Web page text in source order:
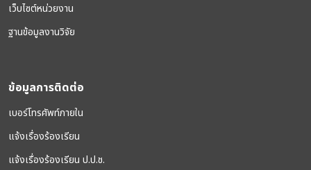
เว็บไซต์หน่วยงาน
ฐานข้อมูลงานวิจัย
ข้อมูลการติดต่อ
เบอร์โทรศัพท์ภายใน
แจ้งเรื่องร้องเรียน
แจ้งเรื่องร้องเรียน ป.ป.ช.